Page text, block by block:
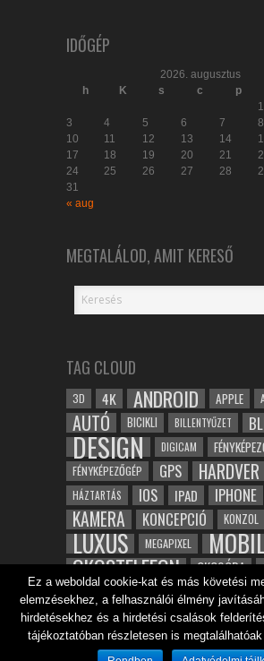
IDŐGÉP
2026. augusztus
h
K s c p
1
3
4 5 6 7 8
10
11 12 13 14
17
18 19 20 21
24
25 26 27 28
31
« aug
MEGTALÁLOD, AMIT KERESŐ
TAG CLOUD
3D 4K ANDROID APPLE
AUTÓ BICIKLI BILLENTYŰZET
DESIGN DIGICAM
FÉNYKÉPEZŐGÉP GPS HARDVER
HÁZTARTÁS IOS IPAD IPHONE
KAMERA KONCEPCIÓ KONZOL
LUXUS MEGAPIXEL
OKOSTELEFON OKOSÓRA
ROBOT SAMSUNG SPORT
TESZT VIDEÓ VÍZÁLLÓ WIFI
ÉPÍTÉSZET ÉRINTŐKÉPERNYŐ
Ez a weboldal cookie-kat és más követési
elemzésekhez, a felhasználói élmény
hirdetésekhez és a hirdetési csalások
tájékoztatóban részletesen is